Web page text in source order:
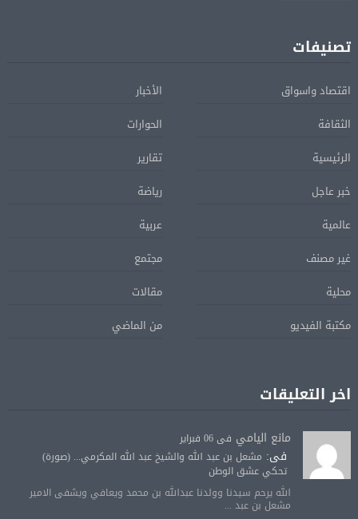
تصنيفات
اقتصاد واسواق
الأخبار
الثقافة
الحوارات
الرئيسية
تقارير
خبر عاجل
رياضة
عالمية
عربية
غير مصنف
مجتمع
محلية
مقالات
مكتبة الفيديو
من الماضي
اخر التعليقات
مانع اليامي فى 06 فبراير
فى: مشعل بن عبد الله والشيخ عبد الله المكرمي... (صورة)
تحكي عشق الوطن
الله يرحم سيدنا وولدنا عبدالله بن محمد ويعافي ويشفى الامير
مشعل بن عبد ...